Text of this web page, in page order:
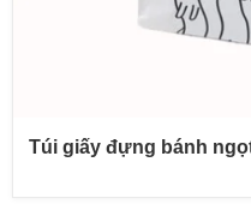
Túi giấy đựng bánh